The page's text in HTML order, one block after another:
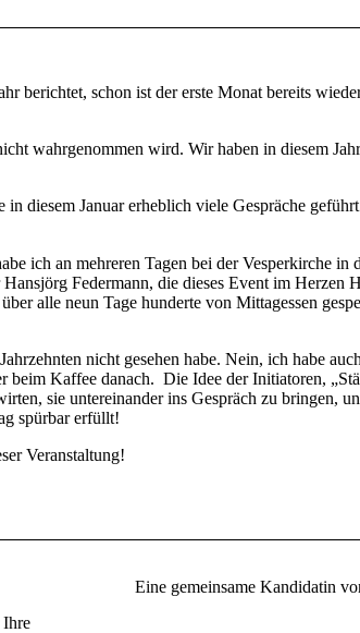
berichtet, schon ist der erste Monat bereits
wahrgenommen wird. Wir haben in diesem
diesem Januar erheblich viele Gespräche
ich an mehreren Tagen bei der Vesperkirche in
Federmann, die dieses Event im Herzen
alle neun Tage hunderte von Mittagessen
nicht gesehen habe. Nein, ich habe
beim Kaffee danach. Die Idee der Initiatoren,
sie untereinander ins Gespräch zu bringen,
spürbar erfüllt!
Veranstaltung!
Ihre
Eine gemeinsame Kandidatin